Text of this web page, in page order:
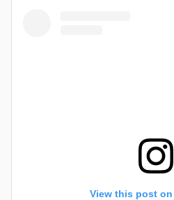
View this post